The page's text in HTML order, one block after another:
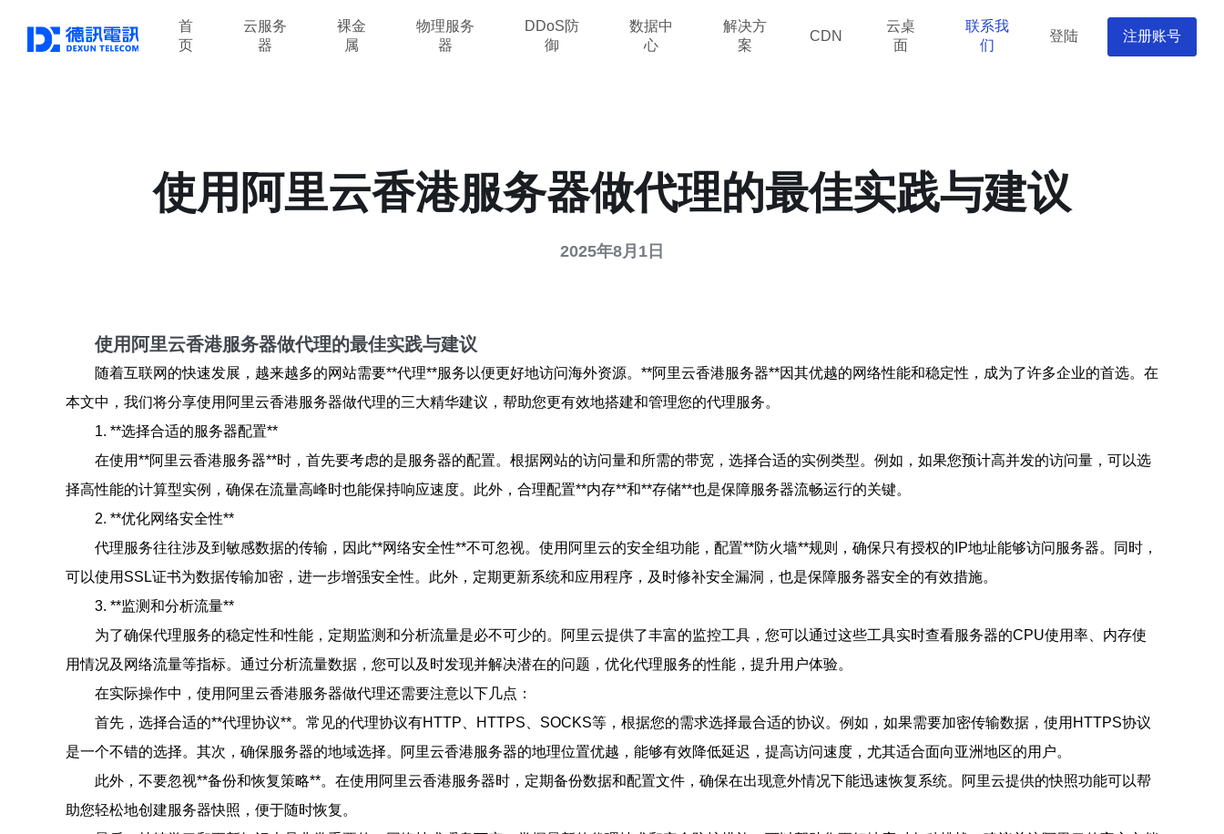
首
页
云服务
器
裸金
属
物理服务
器
DDoS防
御
数据中
心
解决方
案
CDN
云桌
面
联系我
们
登陆 注册账号
使用阿里云香港服务器做代理的最佳实践与建议
2025年8月1日
使用阿里云香港服务器做代理的最佳实践与建议
随着互联网的快速发展，越来越多的网站需要**代理**服务以便更好地访问海外资源。**阿里云香港服务器**因其优越的网络性能和稳定性，成为了许多企业的首选。在
本文中，我们将分享使用阿里云香港服务器做代理的三大精华建议，帮助您更有效地搭建和管理您的代理服务。
1. **选择合适的服务器配置**
在使用**阿里云香港服务器**时，首先要考虑的是服务器的配置。根据网站的访问量和所需的带宽，选择合适的实例类型。例如，如果您预计高并发的访问量，可以选
择高性能的计算型实例，确保在流量高峰时也能保持响应速度。此外，合理配置**内存**和**存储**也是保障服务器流畅运行的关键。
2. **优化网络安全性**
代理服务往往涉及到敏感数据的传输，因此**网络安全性**不可忽视。使用阿里云的安全组功能，配置**防火墙**规则，确保只有授权的IP地址能够访问服务器。同时，
可以使用SSL证书为数据传输加密，进一步增强安全性。此外，定期更新系统和应用程序，及时修补安全漏洞，也是保障服务器安全的有效措施。
3. **监测和分析流量**
为了确保代理服务的稳定性和性能，定期监测和分析流量是必不可少的。阿里云提供了丰富的监控工具，您可以通过这些工具实时查看服务器的CPU使用率、内存使
用情况及网络流量等指标。通过分析流量数据，您可以及时发现并解决潜在的问题，优化代理服务的性能，提升用户体验。
在实际操作中，使用阿里云香港服务器做代理还需要注意以下几点：
首先，选择合适的**代理协议**。常见的代理协议有HTTP、HTTPS、SOCKS等，根据您的需求选择最合适的协议。例如，如果需要加密传输数据，使用HTTPS协议
是一个不错的选择。其次，确保服务器的地域选择。阿里云香港服务器的地理位置优越，能够有效降低延迟，提高访问速度，尤其适合面向亚洲地区的用户。
此外，不要忽视**备份和恢复策略**。在使用阿里云香港服务器时，定期备份数据和配置文件，确保在出现意外情况下能迅速恢复系统。阿里云提供的快照功能可以帮
助您轻松地创建服务器快照，便于随时恢复。